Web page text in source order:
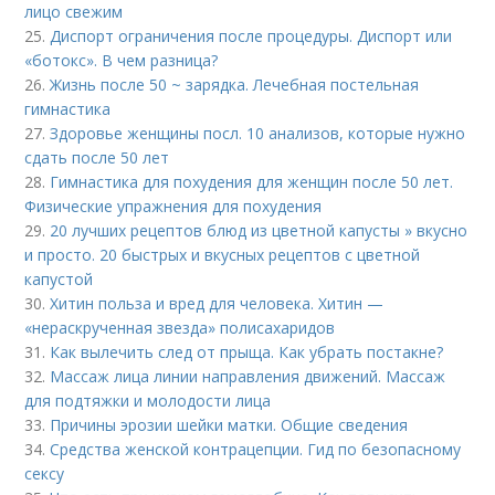
лицо свежим
25.Диспорт ограничения после процедуры. Диспорт или
«ботокс». В чем разница?
26.Жизнь после 50 ~ зарядка. Лечебная постельная
гимнастика
27.Здоровье женщины посл. 10 анализов, которые нужно
сдать после 50 лет
28. Гимнастика для похудения для женщин после 50 лет.
Физические упражнения для похудения
29. 20 лучших рецептов блюд из цветной капусты » вкусно
и просто. 20 быстрых и вкусных рецептов с цветной
капустой
30.Хитин польза и вред для человека. Хитин —
«нераскрученная звезда» полисахаридов
31. Как вылечить след от прыща. Как убрать постакне?
32. Массаж лица линии направления движений. Массаж
для подтяжки и молодости лица
33. Причины эрозии шейки матки. Общие сведения
34.Средства женской контрацепции. Гид по безопасному
сексу